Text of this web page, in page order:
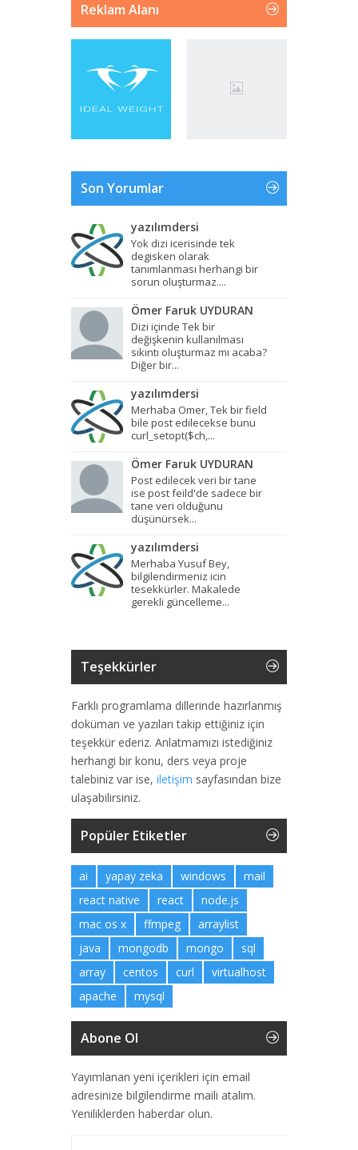
Reklam Alanı
Son Yorumlar
yazılımdersi
Yok dizi icerisinde tek
degisken olarak
tanımlanması herhangi bir
sorun oluşturmaz....
Ömer Faruk UYDURAN
Dizi içinde Tek bir
değişkenin kullanılması
sıkıntı oluşturmaz mı acaba?
Diğer bir...
yazılımdersi
Merhaba Omer, Tek bir field
bile post edilecekse bunu
curl_setopt($ch,...
Ömer Faruk UYDURAN
Post edilecek veri bir tane
ise post feild'de sadece bir
tane veri olduğunu
düşünürsek...
yazılımdersi
Merhaba Yusuf Bey,
bilgilendirmeniz icin
tesekkürler. Makalede
gerekli güncelleme...
Teşekkürler
Farklı programlama dillerinde hazırlanmış
doküman ve yazıları takip ettiğiniz için
teşekkür ederiz. Anlatmamızı istediğiniz
herhangi bir konu, ders veya proje
talebiniz var ise, iletişim sayfasından bize
ulaşabilirsiniz.
Popüler Etiketler
ai yapay zeka windows
mail
react native
react
node.js
mac os x
ffmpeg
arraylist
java
mongodb mongo
sql
array
centos curl
virtualhost
apache
mysql
Abone Ol
Yayımlanan yeni içerikleri için email
adresinize bilgilendirme maili atalım.
Yeniliklerden haberdar olun.